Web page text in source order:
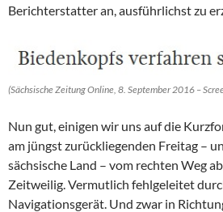
Berichterstatter an, ausführlichst zu
(Sächsische Zeitung Online, 8. September 2016 –
Nun gut, einigen wir uns auf die
am jüngst zurückliegenden Freitag –
sächsische Land – vom rechten Weg
Zeitweilig. Vermutlich fehlgeleitet
Navigationsgerät. Und zwar in